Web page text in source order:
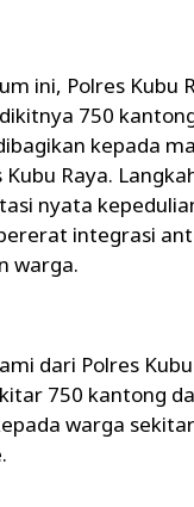
ini, Polres Kubu
750
kepada
Raya.
nyata
integrasi
warga.
dari Polres
750 kantong
warga